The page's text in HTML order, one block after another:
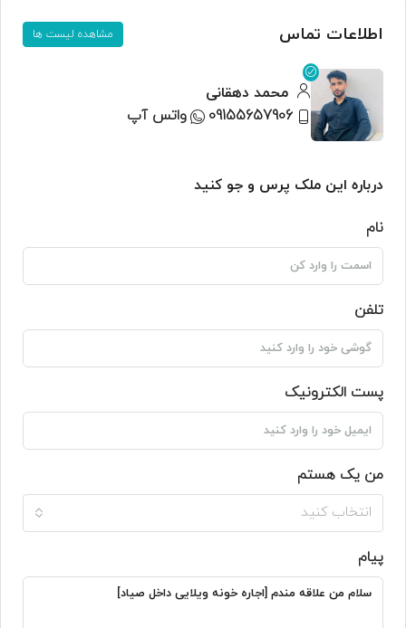
اطلاعات تماس مشاهده لیست ها
محمد دهقانی
09155657906
واتس آپ
درباره این ملک پرس و جو کنید
نام
تلفن
پست الکترونیک
من یک هستم
انتخاب کنید
پیام